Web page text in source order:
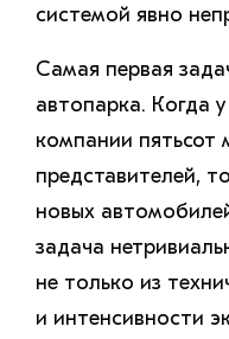
системой явно
Самая первая
автопарка. Когда
компании пятьсот
представителей,
новых
задача
не только из
и интенсивности